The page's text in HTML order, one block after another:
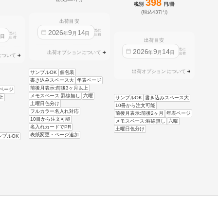
日
迄に
出荷
ついて
ージ
プルOK
出荷目安
2026年9 月 14日
迄に
出荷
出荷オプションについて
サンプルOK 個包装
書き込みスペース大 年表ページ
前後月表示:前後3ヶ月以上
メモスペース:罫線無し
六曜
土曜日色分け
フルカラー名入れ対応
10冊から注文可能
名入れカードでPR
表紙変更・ページ追加
税別 398 円/冊
(税込437円)
出荷目安
2026年9 月 14日
迄に
出荷
出荷オプションについて
サンプルOK
書き込みスペース大
10冊から注文可能
前後月表示:前後2ヶ月
年表ページ
メモスペース:罫線無し
六曜
土曜日色分け